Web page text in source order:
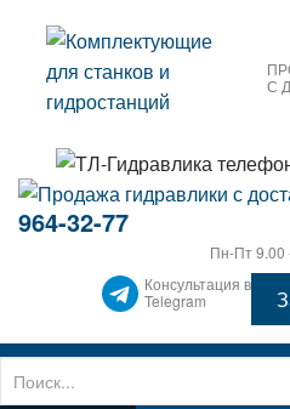
С
964-32-77
Пн-Пт 9.00
Консультация в
Telegram